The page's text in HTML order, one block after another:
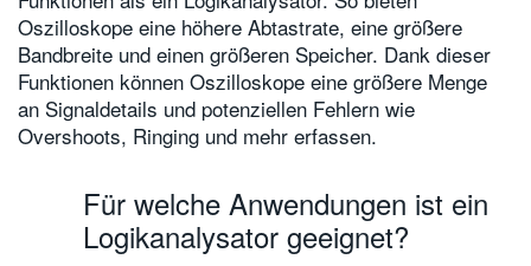
Oszilloskope eine höhere Abtastrate, eine größere
Bandbreite und einen größeren Speicher. Dank dieser
Funktionen können Oszilloskope eine größere Menge
an Signaldetails und potenziellen Fehlern wie
Overshoots, Ringing und mehr erfassen.
Für welche Anwendungen ist ein
Logikanalysator geeignet?